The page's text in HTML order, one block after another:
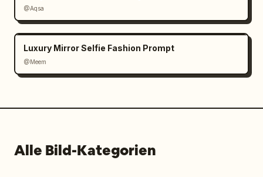
@Aqsa
Luxury Mirror Selfie Fashion Prompt
@Meem
Alle Bild-Kategorien